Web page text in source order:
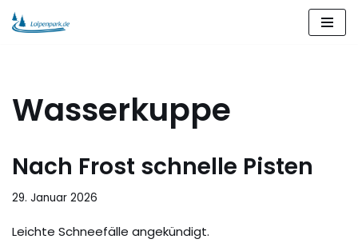
Wasserkuppe
Nach Frost schnelle Pisten
29. Januar 2026
Leichte Schneefälle angekündigt.